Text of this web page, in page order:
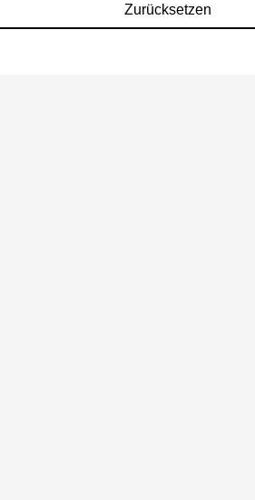
Zurücksetzen